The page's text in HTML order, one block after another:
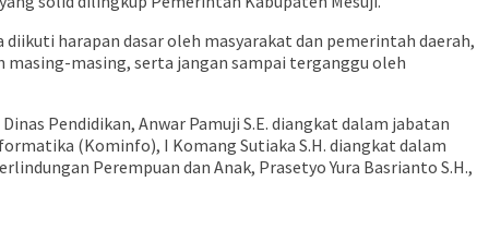
harapan dasar oleh masyarakat dan pemerintah daerah,
masing, serta jangan sampai terganggu oleh
Pendidikan, Anwar Pamuji S.E. diangkat dalam jabatan
(Kominfo), I Komang Sutiaka S.H. diangkat dalam
Perempuan dan Anak, Prasetyo Yura Basrianto S.H.,